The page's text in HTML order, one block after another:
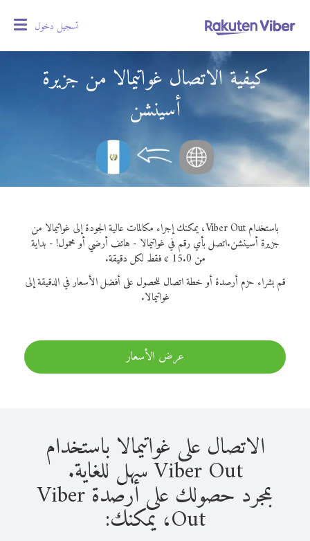
تسجيل دخول
كيفية الاتصال غواتيمالا من جزيرة
أسينشن
باستخدام Viber Out، يمكنك إجراء مكالمات عالية الجودة إلى غواتيمالا من
جزيرة أسينشن.اتصل بأي رقم في غواتيمالا - هاتف أرضي أو محمول! - بداية
من 15.0 ¢ فقط لكل دقيقة.
قم بشراء حزم أرصدة أو خطة اتصال للحصول على أفضل الأسعار في الدقيقة إلى
غواتيمالا.
عرض الأسعار
الاتصال على غواتيمالا باستخدام
Viber Out سهل للغاية.
بمجرد حصولك على أرصدة Viber
Out، يمكنك: